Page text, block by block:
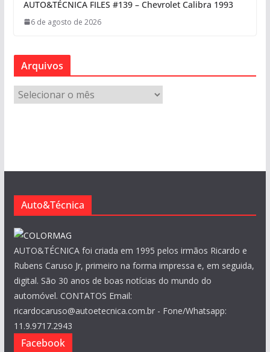
AUTO&TÉCNICA FILES #139 – Chevrolet Calibra 1993
6 de agosto de 2026
Arquivos
r
s
Auto&Técnica
AUTO&TÉCNICA foi criada em 1995 pelos irmãos Ricardo e
Rubens Caruso Jr, primeiro na forma impressa e, em seguida,
digital. São 30 anos de boas notícias do mundo do
automóvel. CONTATOS Email:
ricardocaruso@autoetecnica.com.br - Fone/Whatsapp:
11.9.9717.2943
Facebook